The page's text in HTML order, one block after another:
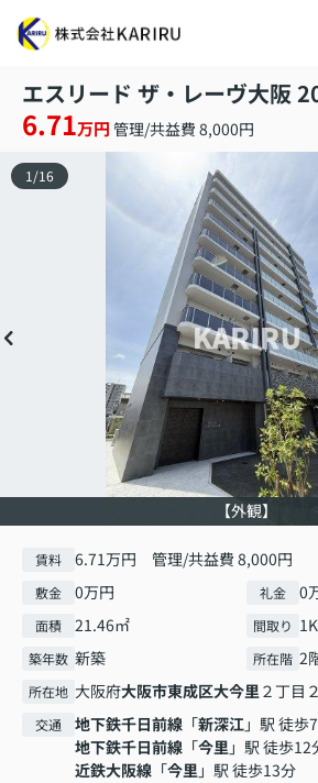
エスリード ザ・レーヴ大阪
6.71万円 管理/共益費 8,000円
【外観】
1 /16
賃料 6.71万円 管理/共益費 8,000円
敷金 0万円 礼金 0
面積 21.46㎡ 間取り 1K
築年数 新築 所在階 2
所在地 大阪府大阪市東成区大今里２丁目
交通 地下鉄千日前線 「新深江」駅 徒歩
地下鉄千日前線 「今里」駅 徒歩12
近鉄大阪線 「今里」駅 徒歩13分